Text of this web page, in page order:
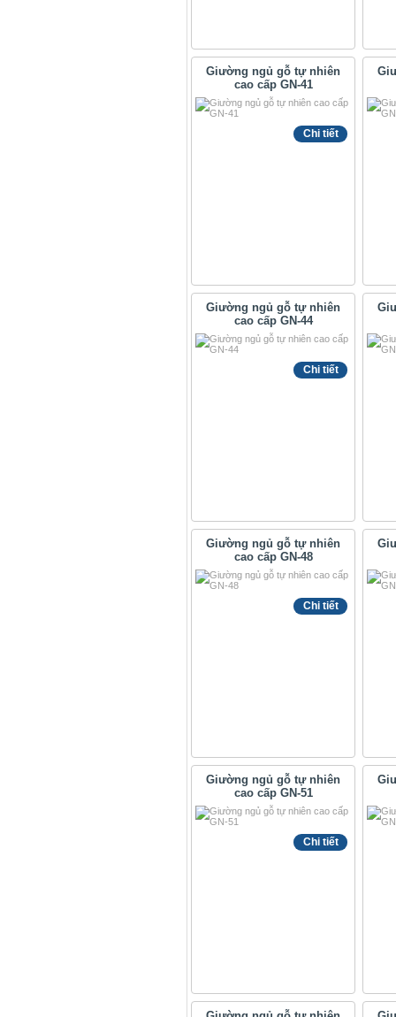
Giường ngủ gỗ tự nhiên
cao cấp GN-41
Chi tiết
Giường ngủ gỗ tự nhiên
cao cấp GN-44
Chi tiết
Giường ngủ gỗ tự nhiên
cao cấp GN-48
Chi tiết
Giường ngủ gỗ tự nhiên
cao cấp GN-51
Chi tiết